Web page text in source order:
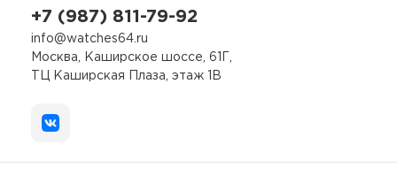
+7 (987) 811-79-92
info@watches64.ru
Москва, Каширское шоссе, 61Г,
ТЦ Каширская Плаза, этаж 1В